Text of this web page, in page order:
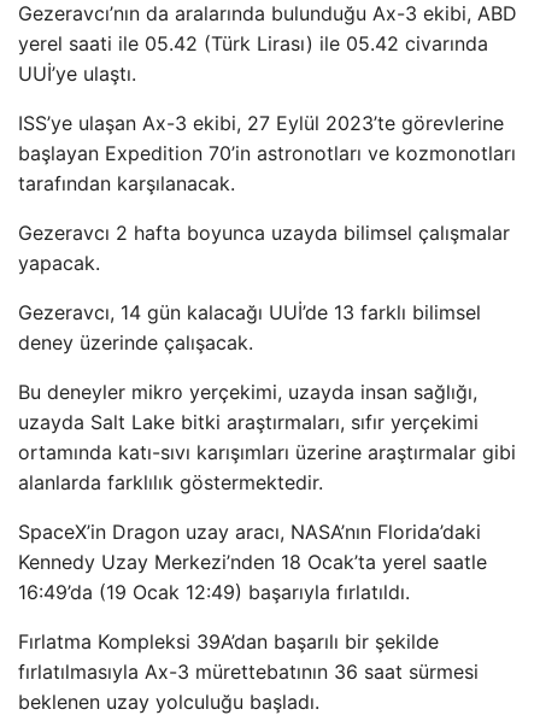
Gezeravcı’nın da aralarında bulunduğu Ax-3 ekibi, ABD
yerel saati ile 05.42 (Türk Lirası) ile 05.42 civarında
UUİ’ye ulaştı.
ISS’ye ulaşan Ax-3 ekibi, 27 Eylül 2023’te görevlerine
başlayan Expedition 70’in astronotları ve kozmonotları
tarafından karşılanacak.
Gezeravcı 2 hafta boyunca uzayda bilimsel çalışmalar
yapacak.
Gezeravcı, 14 gün kalacağı UUİ’de 13 farklı bilimsel
deney üzerinde çalışacak.
Bu deneyler mikro yerçekimi, uzayda insan sağlığı,
uzayda Salt Lake bitki araştırmaları, sıfır yerçekimi
ortamında katı-sıvı karışımları üzerine araştırmalar gibi
alanlarda farklılık göstermektedir.
SpaceX’in Dragon uzay aracı, NASA’nın Florida’daki
Kennedy Uzay Merkezi’nden 18 Ocak’ta yerel saatle
16:49’da (19 Ocak 12:49) başarıyla fırlatıldı.
Fırlatma Kompleksi 39A’dan başarılı bir şekilde
fırlatılmasıyla Ax-3 mürettebatının 36 saat sürmesi
beklenen uzay yolculuğu başladı.